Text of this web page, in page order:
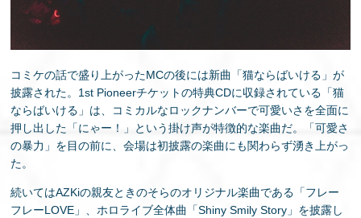
コミケの話で盛り上がったMCの後には新曲「猫ならばいける」が
披露された。1st Pioneerチケットの特典CDに収録されている「猫
ならばいける」は、コミカルなロックナンバーで可愛いさを全面に
押し出した「にゃー！」という掛け声が特徴的な楽曲だ。「可愛さ
の暴力」を目の前に、会場は初披露の楽曲にも関わらず湧き上がっ
た。
続いてはAZKiの親友ときのそらのオリジナル楽曲である「フレー
フレーLOVE」、ホロライブ全体曲「Shiny Smily Story」を披露し